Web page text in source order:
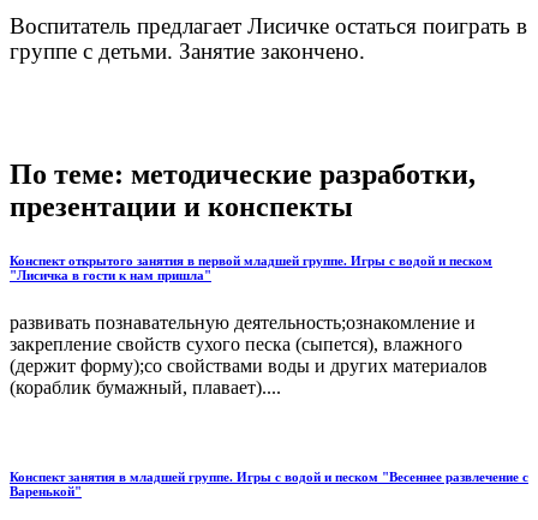
Воспитатель предлагает Лисичке остаться поиграть в
группе с детьми. Занятие закончено.
По теме: методические разработки,
презентации и конспекты
Конспект открытого занятия в первой младшей группе. Игры с водой и песком
"Лисичка в гости к нам пришла"
развивать познавательную деятельность;ознакомление и
закрепление свойств сухого песка (сыпется), влажного
(держит форму);со свойствами воды и других материалов
(кораблик бумажный, плавает)....
Конспект занятия в младшей группе. Игры с водой и песком "Весеннее развлечение с
Варенькой"